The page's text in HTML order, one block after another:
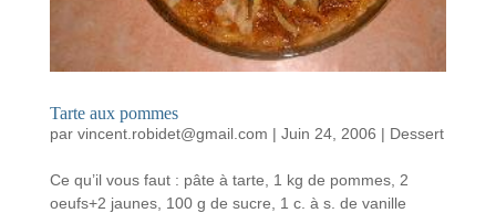
Tarte aux pommes
par vincent.robidet@gmail.com | Juin 24, 2006 | Dessert
Ce qu’il vous faut : pâte à tarte, 1 kg de pommes, 2
oeufs+2 jaunes, 100 g de sucre, 1 c. à s. de vanille